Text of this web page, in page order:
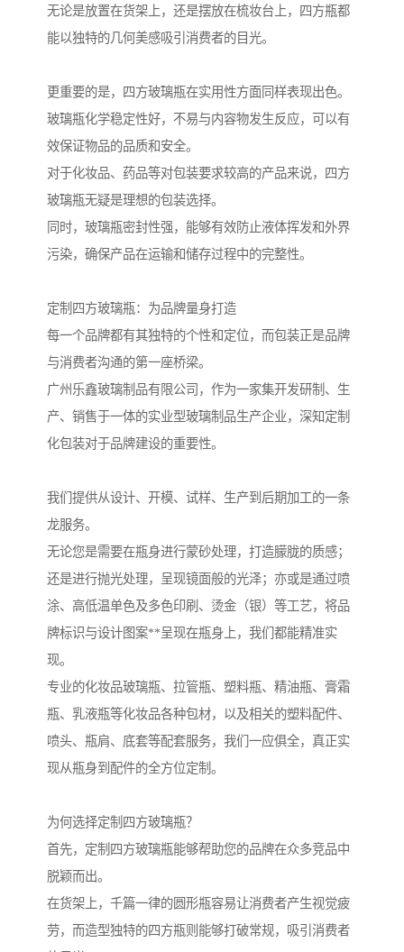
无论是放置在货架上，还是摆放在梳妆台上，四方瓶都
能以独特的几何美感吸引消费者的目光。
更重要的是，四方玻璃瓶在实用性方面同样表现出色。
玻璃瓶化学稳定性好，不易与内容物发生反应，可以有
效保证物品的品质和安全。
对于化妆品、药品等对包装要求较高的产品来说，四方
玻璃瓶无疑是理想的包装选择。
同时，玻璃瓶密封性强，能够有效防止液体挥发和外界
污染，确保产品在运输和储存过程中的完整性。
定制四方玻璃瓶：为品牌量身打造
每一个品牌都有其独特的个性和定位，而包装正是品牌
与消费者沟通的第一座桥梁。
广州乐鑫玻璃制品有限公司，作为一家集开发研制、生
产、销售于一体的实业型玻璃制品生产企业，深知定制
化包装对于品牌建设的重要性。
我们提供从设计、开模、试样、生产到后期加工的一条
龙服务。
无论您是需要在瓶身进行蒙砂处理，打造朦胧的质感；
还是进行抛光处理，呈现镜面般的光泽；亦或是通过喷
涂、高低温单色及多色印刷、烫金（银）等工艺，将品
牌标识与设计图案**呈现在瓶身上，我们都能精准实
现。
专业的化妆品玻璃瓶、拉管瓶、塑料瓶、精油瓶、膏霜
瓶、乳液瓶等化妆品各种包材，以及相关的塑料配件、
喷头、瓶肩、底套等配套服务，我们一应俱全，真正实
现从瓶身到配件的全方位定制。
为何选择定制四方玻璃瓶？
首先，定制四方玻璃瓶能够帮助您的品牌在众多竞品中
脱颖而出。
在货架上，千篇一律的圆形瓶容易让消费者产生视觉疲
劳，而造型独特的四方瓶则能够打破常规，吸引消费者